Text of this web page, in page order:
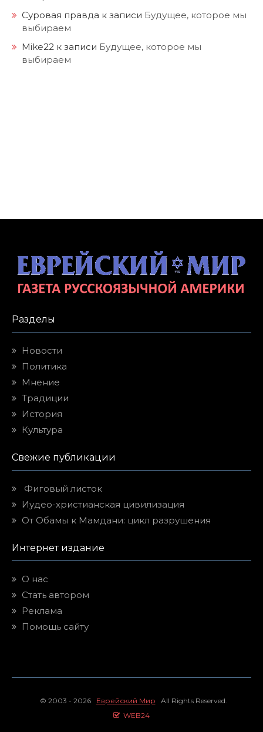
Суровая правда к записи Будущее, которое мы
выбираем
Mike22 к записи Будущее, которое мы
выбираем
Разделы
Новости
Политика
Мнение
Традиции
История
Культура
Свежие публикации
Фиговый листок
Иудео-христианская цивилизация
От Обамы к Мамдани: цикл разрушения
Интернет издание
О нас
Стать автором
Реклама
Помощь сайту
© 2003 - 2026 Еврейский Мир All Rights Reserved.
WEB24